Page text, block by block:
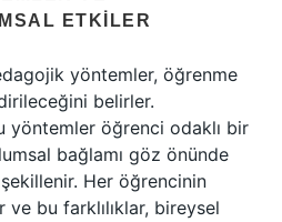
ETKILER
yöntemler, öğrenme
belirler.
yöntemler öğrenci odaklı bir
bağlamı göz önünde
Her öğrencinin
ve bu farklılıklar, bireysel